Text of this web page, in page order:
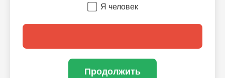
Я человек
Продолжить